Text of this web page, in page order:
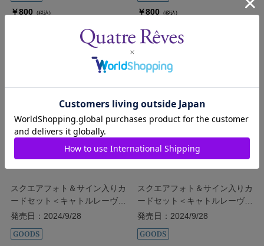
￥800 (税込)
カートに入れる
￥800 (税込)
カートに入れる
スクエアフォト＆サイン入りカ
ードセット＜キャトルレーヴ
30th＞／暁千星
発売日：2024/9/28
スクエアフォト＆サイン入りカ
ードセット＜キャトルレーヴ
30th＞／瑠風輝
発売日：2024/9/28